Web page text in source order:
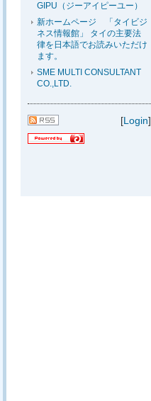
GIPU（ジーアイピーユー）
新ホームページ 「タイビジ
ネス情報館」 タイの主要法
律を日本語でお読みいただけ
ます。
SME MULTI CONSULTANT
CO.,LTD.
[Login]